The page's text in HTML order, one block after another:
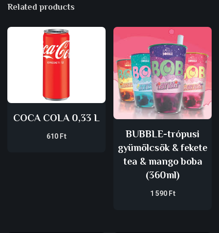
Related products
COCA COLA 0,33 L
610Ft
BUBBLE-trópusi
gyümölcsök & fekete
tea & mango boba
(360ml)
1 590Ft